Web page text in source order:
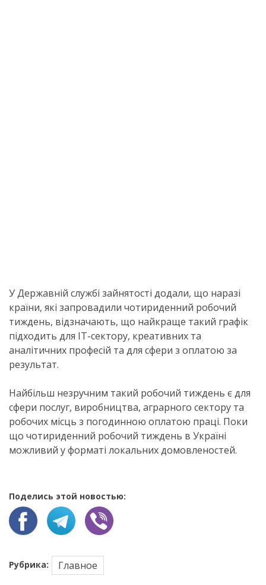
У Державній службі зайнятості додали, що наразі
країни, які запровадили чотириденний робочий
тиждень, відзначають, що найкраще такий графік
підходить для ІТ-сектору, креативних та
аналітичних професій та для сфери з оплатою за
результат.
Найбільш незручним такий робочий тиждень є для
сфери послуг, виробництва, аграрного сектору та
робочих місць з погодинною оплатою праці. Поки
що чотириденний робочий тиждень в Україні
можливий у форматі локальних домовленостей.
Поделись этой новостью:
Рубрика: Главное